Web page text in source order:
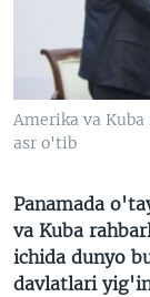
XABARLAR
TELEGRAM
TWITTER
SOUNDCLOUD
VOA
Amerika va
asr o'tib
Panamada
va Kuba
ichida dunyo
davlatlari